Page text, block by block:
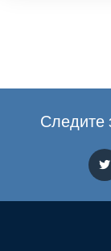
Следите